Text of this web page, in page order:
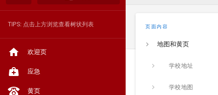
TIPS: 点击上方浏览查看树状列表
欢迎页
应急
黄页
页面内容
地图和黄页
学校地址
学校地图